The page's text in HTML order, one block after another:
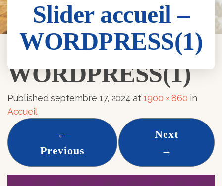
Slider accueil –
WORDPRESS(1)
Slider accueil –
WORDPRESS(1)
Publishedseptembre 17, 2024 at1900 × 860 in
Accueil
←
Previous
Next
→